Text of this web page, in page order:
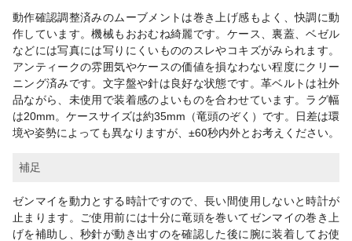
動作確認調整済みのムーブメントは巻き上げ感もよく、快調に動
作しています。機械もおおむね綺麗です。ケース、裏蓋、ベゼル
などには写真には写りにくいもののスレやコキズがみられます。
アンティークの雰囲気やケースの価値を損なわない程度にクリー
ニング済みです。文字盤や針は良好な状態です。革ベルトは社外
品ながら、未使用で装着感のよいものを合わせています。ラグ幅
は20mm。ケースサイズは約35mm（竜頭のぞく）です。日差は環
境や姿勢によっても異なりますが、±60秒内外とお考えください。
補足
ゼンマイを動力とする時計ですので、長い間使用しないと時計が
止まります。ご使用前には十分に竜頭を巻いてゼンマイの巻き上
げを補助し、秒針が動き出すのを確認した後に腕に装着してお使